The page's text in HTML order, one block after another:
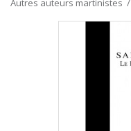
Autres auteurs martinistes /